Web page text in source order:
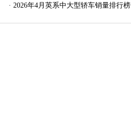
· 2026年4月英系中大型轿车销量排行榜